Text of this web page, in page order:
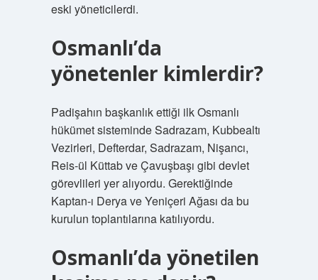
eski yöneticilerdi.
Osmanlı’da
yönetenler kimlerdir?
Padişahın başkanlık ettiği ilk Osmanlı
hükümet sisteminde Sadrazam, Kubbealtı
Vezirleri, Defterdar, Sadrazam, Nişancı,
Reis-ül Küttab ve Çavuşbaşı gibi devlet
görevlileri yer alıyordu. Gerektiğinde
Kaptan-ı Derya ve Yeniçeri Ağası da bu
kurulun toplantılarına katılıyordu.
Osmanlı’da yönetilen